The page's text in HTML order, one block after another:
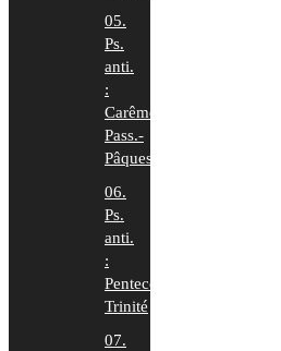
05.
Ps.
anti.
:
Carême-
Pass.-
Pâques
06.
Ps.
anti.
:
Pentecôte-
Trinité
07.